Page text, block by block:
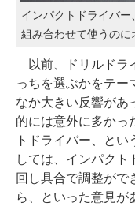
インパクトドライバ
組み合わせて使うのに
以前、ドリルドラ
っちを選ぶかをテー
なか大きい反響があ
的には意外に多かっ
トドライバー、と
しては、インパクト
回し具合で調整がで
ら、といった意見が